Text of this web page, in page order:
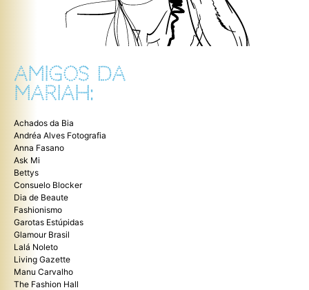
AMIGOS DA
MARIAH:
Achados da Bia
Andréa Alves Fotografia
Anna Fasano
Ask Mi
Bettys
Consuelo Blocker
Dia de Beaute
Fashionismo
Garotas Estúpidas
Glamour Brasil
Lalá Noleto
Living Gazette
Manu Carvalho
The Fashion Hall